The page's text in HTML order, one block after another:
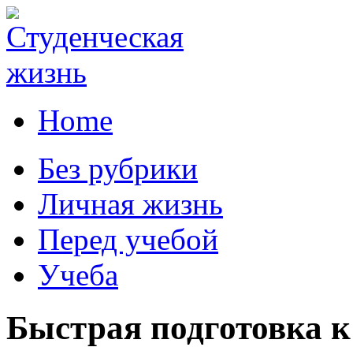
Home
Без рубрики
Личная жизнь
Перед учебой
Учеба
Быстрая подготовка